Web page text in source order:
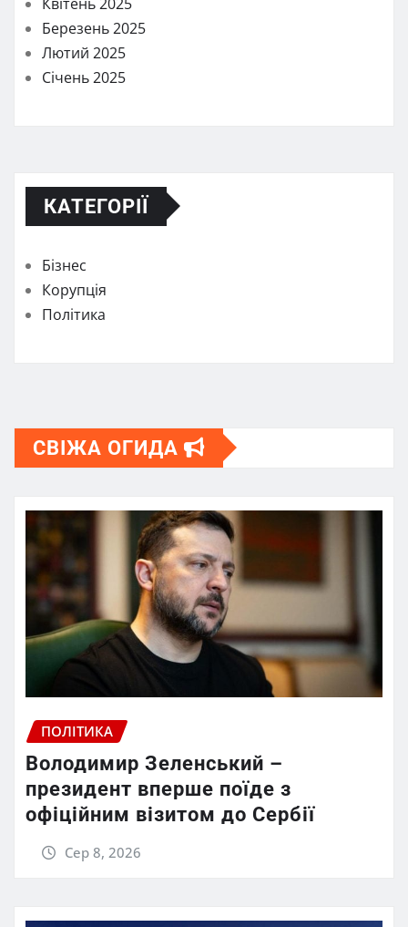
Березень 2025
Лютий 2025
Січень 2025
КАТЕГОРІЇ
Бізнес
Корупція
Політика
СВІЖА ОГИДА
ПОЛІТИКА
Володимир Зеленський –
президент вперше поїде з
офіційним візитом до Сербії
Сер 8, 2026